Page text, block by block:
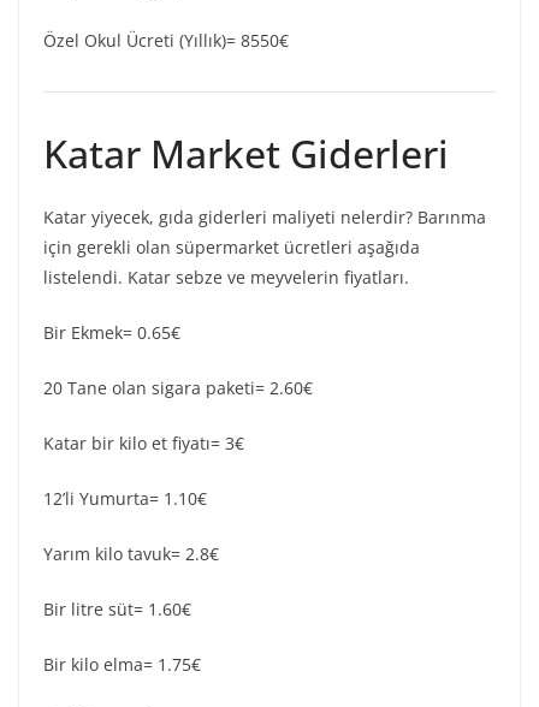
Özel Okul Ücreti (Yıllık)= 8550€
Katar Market Giderleri
Katar yiyecek, gıda giderleri maliyeti nelerdir? Barınma
için gerekli olan süpermarket ücretleri aşağıda
listelendi. Katar sebze ve meyvelerin fiyatları.
Bir Ekmek= 0.65€
20 Tane olan sigara paketi= 2.60€
Katar bir kilo et fiyatı= 3€
12’li Yumurta= 1.10€
Yarım kilo tavuk= 2.8€
Bir litre süt= 1.60€
Bir kilo elma= 1.75€